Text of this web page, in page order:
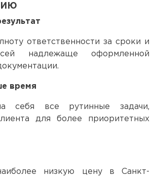
ответственности за сроки и
надлежаще оформленной
время
себя все рутинные задачи,
для более приоритетных
низкую цену в Санкт-